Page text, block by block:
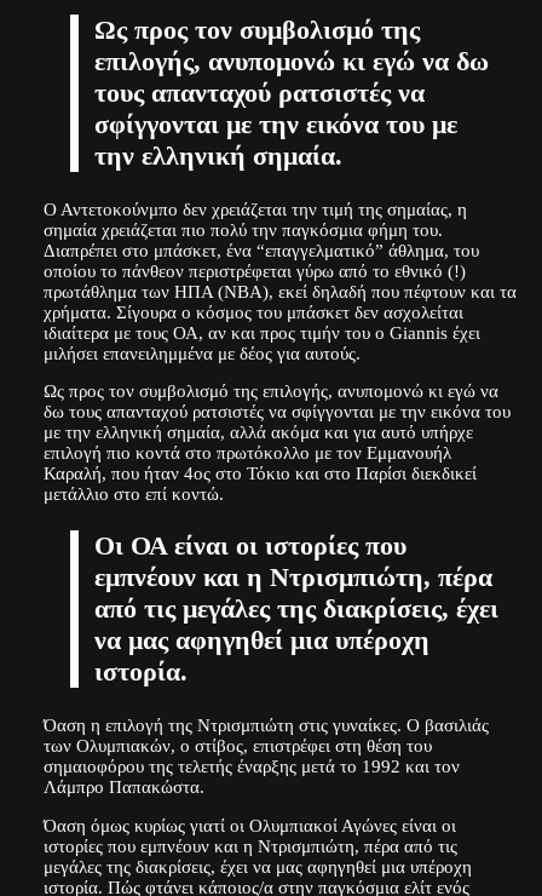
Ως προς τον συμβολισμό της
επιλογής, ανυπομονώ κι εγώ να δω
τους απανταχού ρατσιστές να
σφίγγονται με την εικόνα του με
την ελληνική σημαία.
Ο Αντετοκούνμπο δεν χρειάζεται την τιμή της σημαίας, η
σημαία χρειάζεται πιο πολύ την παγκόσμια φήμη του.
Διαπρέπει στο μπάσκετ, ένα “επαγγελματικό” άθλημα, του
οποίου το πάνθεον περιστρέφεται γύρω από το εθνικό (!)
πρωτάθλημα των ΗΠΑ (NBA), εκεί δηλαδή που πέφτουν και τα
χρήματα. Σίγουρα ο κόσμος του μπάσκετ δεν ασχολείται
ιδιαίτερα με τους ΟΑ, αν και προς τιμήν του ο Giannis έχει
μιλήσει επανειλημμένα με δέος για αυτούς.
Ως προς τον συμβολισμό της επιλογής, ανυπομονώ κι εγώ να
δω τους απανταχού ρατσιστές να σφίγγονται με την εικόνα του
με την ελληνική σημαία, αλλά ακόμα και για αυτό υπήρχε
επιλογή πιο κοντά στο πρωτόκολλο με τον Εμμανουήλ
Καραλή, που ήταν 4ος στο Τόκιο και στο Παρίσι διεκδικεί
μετάλλιο στο επί κοντώ.
Οι ΟΑ είναι οι ιστορίες που
εμπνέουν και η Ντρισμπιώτη, πέρα
από τις μεγάλες της διακρίσεις, έχει
να μας αφηγηθεί μια υπέροχη
ιστορία.
Όαση η επιλογή της Ντρισμπιώτη στις γυναίκες. Ο βασιλιάς
των Ολυμπιακών, ο στίβος, επιστρέφει στη θέση του
σημαιοφόρου της τελετής έναρξης μετά το 1992 και τον
Λάμπρο Παπακώστα.
Όαση όμως κυρίως γιατί οι Ολυμπιακοί Αγώνες είναι οι
ιστορίες που εμπνέουν και η Ντρισμπιώτη, πέρα από τις
μεγάλες της διακρίσεις, έχει να μας αφηγηθεί μια υπέροχη
ιστορία. Πώς φτάνει κάποιος/α στην παγκόσμια ελίτ ενός